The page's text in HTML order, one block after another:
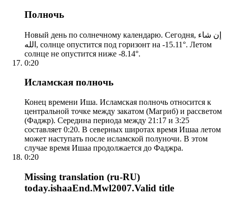
Полночь
Новый день по солнечному календарю. Сегодня, إن شاء
الله, солнце опустится под горизонт на -15.11°. Летом
солнце не опустится ниже -8.14°.
0:20
Исламская полночь
Конец времени Иша. Исламская полночь относится к
центральной точке между закатом (Магриб) и рассветом
(Фаджр). Середина периода между 21:17 и 3:25
составляет 0:20. В северных широтах время Ишаа летом
может наступать после исламской полуночи. В этом
случае время Ишаа продолжается до Фаджра.
0:20
Missing translation (ru-RU)
today.ishaaEnd.Mwl2007.Valid title